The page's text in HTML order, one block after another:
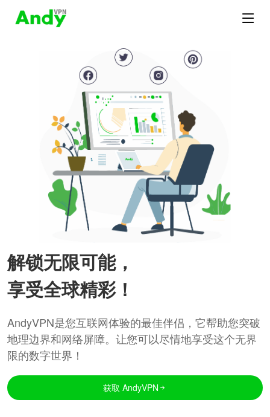
解锁无限可能，
享受全球精彩！
AndyVPN是您互联网体验的最佳伴侣，它帮助您突破
地理边界和网络屏障。让您可以尽情地享受这个无界
限的数字世界！
获取 AndyVPN